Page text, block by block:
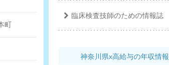
町
臨床検査技師のための情報誌
神奈川県x高給与の年収情報